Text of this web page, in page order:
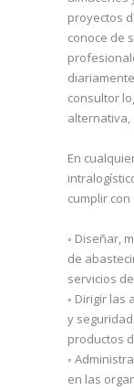
proyectos
conoce de
consultor
alternativa,
En
cumplir
◦ Diseñar,
de
servicios
◦ Dirigir las
y
productos
◦
en las